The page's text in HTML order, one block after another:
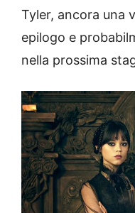
Tyler, ancora una
epilogo e
nella prossima